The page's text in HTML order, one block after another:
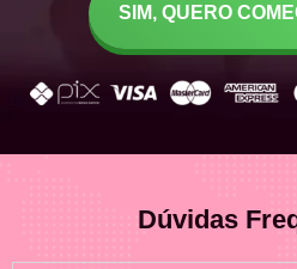
SIM, QUERO
Dúvidas